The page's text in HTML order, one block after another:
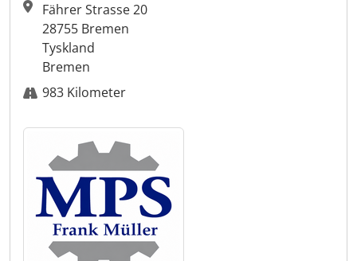
Fährer Strasse 20
28755 Bremen
Tyskland
Bremen
983 Kilometer